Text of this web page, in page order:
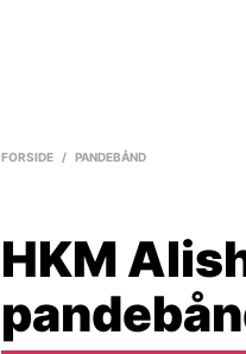
FORSIDE / PANDEBÅND
HKM